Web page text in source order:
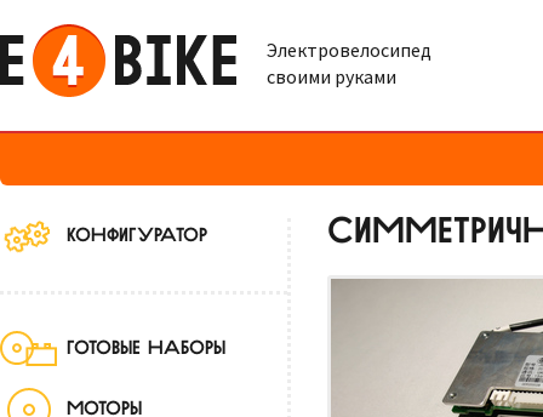
Электровелосипед
своими руками
КОНФИГУРАТОР
ГОТОВЫЕ НАБОРЫ
МОТОРЫ